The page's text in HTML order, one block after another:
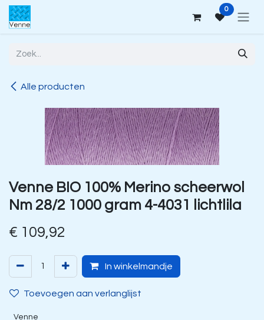
Overslaan naar inhoud 0
Alle producten
Venne BIO 100% Merino scheerwol
Nm 28/2 1000 gram 4-4031 lichtlila
€ 109,92
In winkelmandje
Toevoegen aan verlanglijst
Venne